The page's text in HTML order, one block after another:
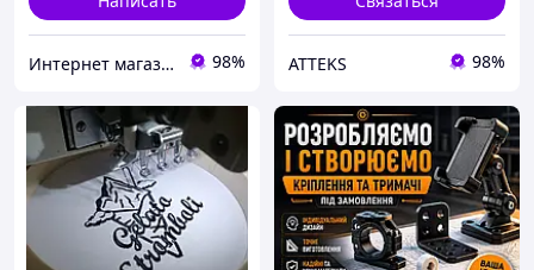
Интернет магазин Мебель Нова. ЧП "МЕБЕЛЬ КИЕВ" 98% ATTEKS 98%